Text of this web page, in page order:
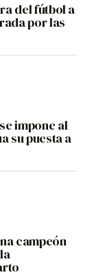
del fútbol a
por las
impone al
su puesta a
campeón